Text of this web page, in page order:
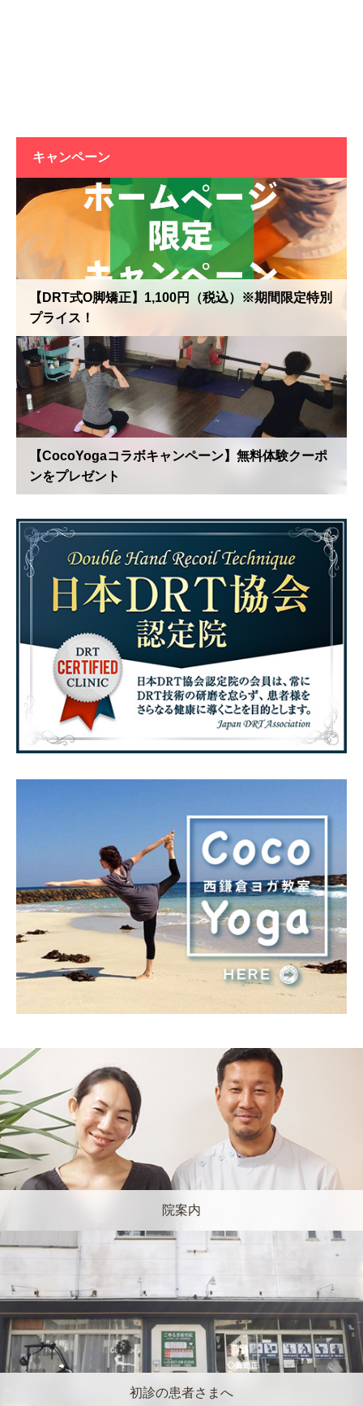
キャンペーン
【DRT式O脚矯正】1,100円（税込）※期間限定特別
プライス！
【CocoYogaコラボキャンペーン】無料体験クーポ
ンをプレゼント
院案内
初診の患者さまへ